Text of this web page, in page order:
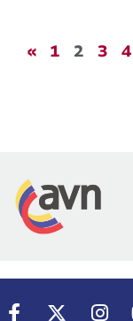
« 1 2 3 4